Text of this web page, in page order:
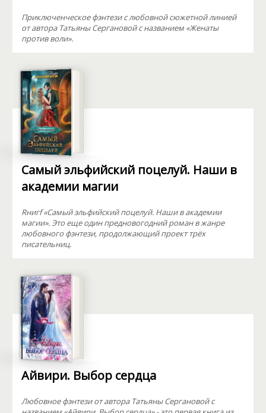
Приключенческое фэнтези с любовной сюжетной линией
от автора Татьяны Сергановой с названием «Женаты
против воли».
Самый эльфийский поцелуй. Наши в
академии магии
Rнигf «Самый эльфийский поцелуй. Наши в академии
магии». Это еще один предновогодний роман в жанре
любовного фэнтези, продолжающий проект трёх
писательниц.
Айвири. Выбор сердца
Любовное фэнтези от автора Татьяны Сергановой с